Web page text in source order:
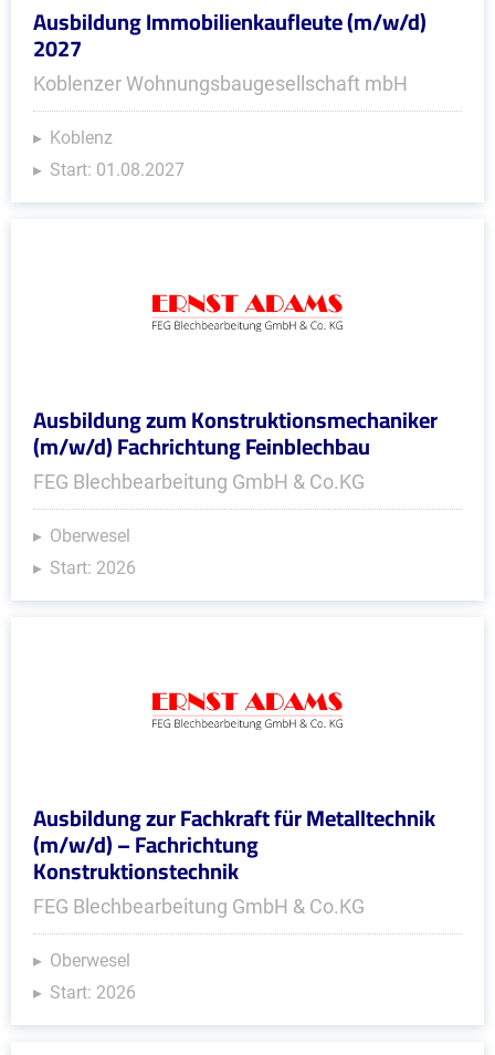
Ausbildung Immobilienkaufleute (m/w/d)
2027
Koblenzer Wohnungsbaugesellschaft mbH
Koblenz
Start: 01.08.2027
Ausbildung zum Konstruktionsmechaniker
(m/w/d) Fachrichtung Feinblechbau
FEG Blechbearbeitung GmbH & Co.KG
Oberwesel
Start: 2026
Ausbildung zur Fachkraft für Metalltechnik
(m/w/d) – Fachrichtung
Konstruktionstechnik
FEG Blechbearbeitung GmbH & Co.KG
Oberwesel
Start: 2026